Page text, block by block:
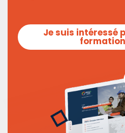
Je suis intéressé
formation